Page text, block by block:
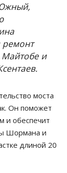
ремонт
Майтобе и
моста
Он поможет
и обеспечит
Шормана и
длиной 20